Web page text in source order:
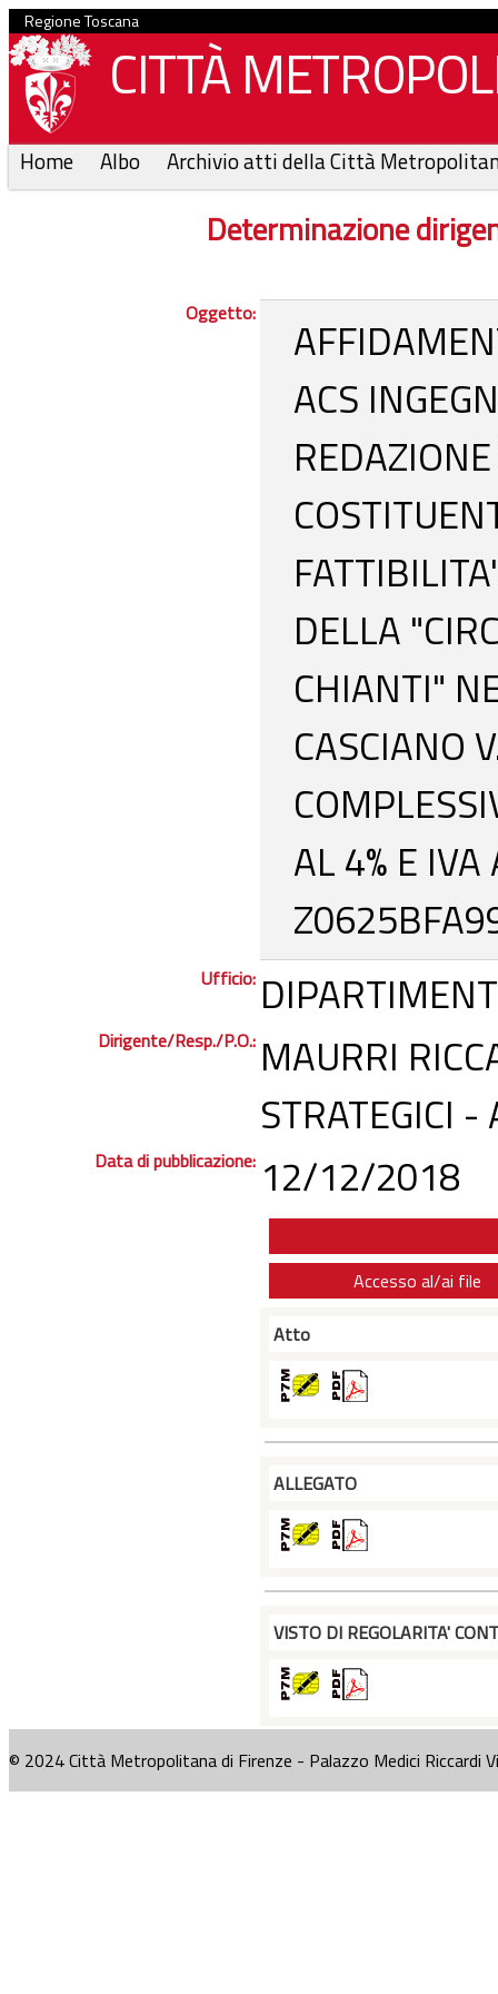
Regione Toscana
CITTÀ
Home Albo Archivio atti della Città
Determinazione
Oggetto:
ACS
DELLA
CHIANTI"
CASCIANO
AL 4% E IVA
Ufficio:
Dirigente/Resp./P.O.: MAURRI
STRATEGICI
Data di pubblicazione: 12/12/2018
Accesso al/ai file
Atto
ALLEGATO
VISTO DI REGOLARITA'
© 2024 Città Metropolitana di Firenze - Palazzo Medici Riccardi